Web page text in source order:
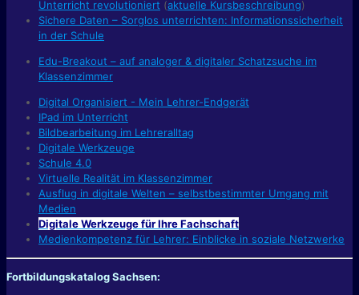
Unterricht revolutioniert (aktuelle Kursbeschreibung)
Sichere Daten – Sorglos unterrichten: Informationssicherheit
in der Schule
Edu-Breakout – auf analoger & digitaler Schatzsuche im
Klassenzimmer
Digital Organisiert - Mein Lehrer-Endgerät
IPad im Unterricht
Bildbearbeitung im Lehreralltag
Digitale Werkzeuge
Schule 4.0
Virtuelle Realität im Klassenzimmer
Ausflug in digitale Welten – selbstbestimmter Umgang mit
Medien
Digitale Werkzeuge für Ihre Fachschaft
Medienkompetenz für Lehrer: Einblicke in soziale Netzwerke
Fortbildungskatalog Sachsen: